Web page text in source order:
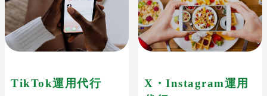
TikTok運用代行
X・Instagram運用